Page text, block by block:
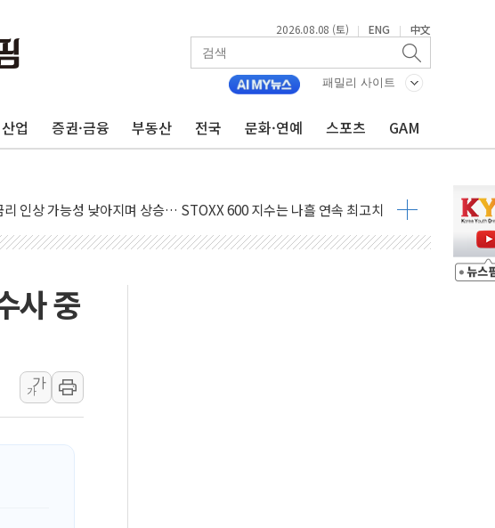
2026.08.08 (토) | ENG | 中文
패밀리 사이트
산업 증권·금융 부동산 전국 문화·연예 스포츠 GAM
자들 '범죄 사각지대' 우려
율규제단체' 타진
퇴…S&P500 최고치
동결 전망 우세
체결… 이스라엘·이란 위협에 맞설 자체 억지력 강화
령…트럼프 제동
용 쇼크에 반도체주 '활짝'
사 중
가
가